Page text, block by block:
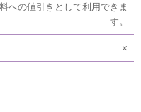
への値引きとして利用できま
す。
×